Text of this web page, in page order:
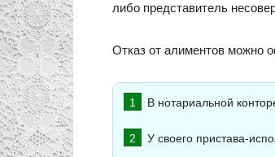
либо представитель
Отказ от алиментов можно
В нотариальной
У своего пристава-